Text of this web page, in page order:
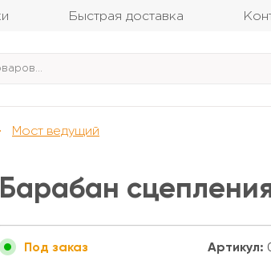
Быстрая доставка
Мост ведущий
Барабан
Под заказ Артикул: